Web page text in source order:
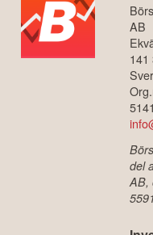
AB
141
5141
del
AB,